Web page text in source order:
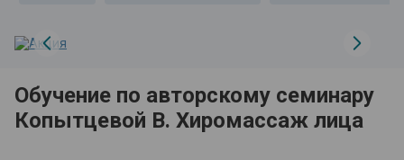
Обучение по авторскому семинару
Копытцевой В. Хиромассаж лица